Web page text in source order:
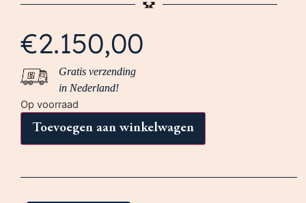
€2.150,00
Gratis verzending
in Nederland!
Op voorraad
Toevoegen aan winkelwagen